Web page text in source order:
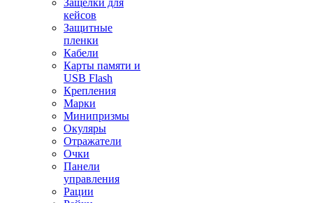
Защелки для
кейсов
Защитные
пленки
Кабели
Карты памяти и
USB Flash
Крепления
Марки
Минипризмы
Окуляры
Отражатели
Очки
Панели
управления
Рации